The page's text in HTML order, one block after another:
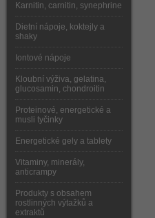
Karnitin, carnitin, synephrine
Dietní nápoje, koktejly a
shaky
Iontové nápoje
Kloubní výživa, gelatina,
glucosamin, chondroitin
Proteinové, energetické a
musli tyčinky
Energetické gely a tablety
Vitaminy, minerály,
anticrampy
Produkty s obsahem
rostlinných výtažků a
extraktů